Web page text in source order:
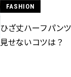
FASHION
ひざ丈ハーフパン
見せないコツは？